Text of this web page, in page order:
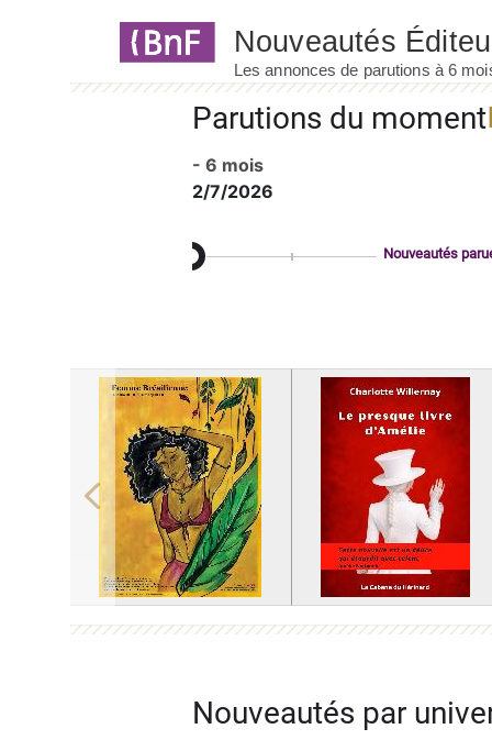
Parutions du moment
- 6 mois
2/7/2026
Nouveautés
Previous
Nouveautés par